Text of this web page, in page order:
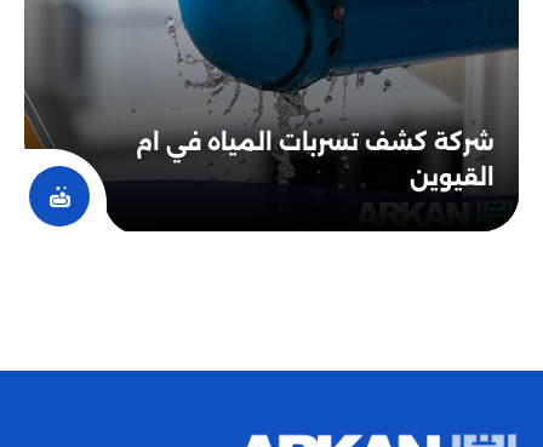
شركة كشف تسربات المياه في ام
القيوين